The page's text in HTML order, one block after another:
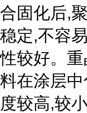
合固化后,
稳定,不容
性较好。
料在涂层
度较高,较